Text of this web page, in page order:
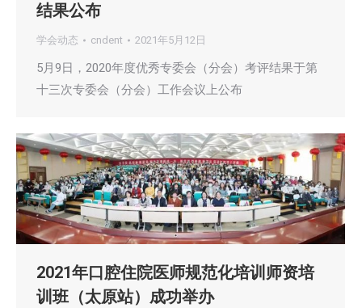
结果公布
学会动态 cndent 2021年5月12日
5月9日，2020年度优秀专委会（分会）考评结果于第
十三次专委会（分会）工作会议上公布
2021年口腔住院医师规范化培训师资培
训班（太原站）成功举办